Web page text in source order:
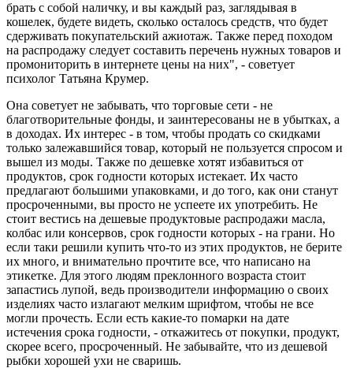
брать с собой наличку, и вы каждый раз, заглядывая в
кошелек, будете видеть, сколько осталось средств, что будет
сдерживать покупательский ажиотаж. Также перед походом
на распродажу следует составить перечень нужных товаров и
промониторить в интернете цены на них", - советует
психолог Татьяна Крумер.
Она советует не забывать, что торговые сети - не
благотворительные фонды, и заинтересованы не в убытках, а
в доходах. Их интерес - в том, чтобы продать со скидками
только залежавшийся товар, который не пользуется спросом и
вышел из моды. Также по дешевке хотят избавиться от
продуктов, срок годности которых истекает. Их часто
предлагают большими упаковками, и до того, как они станут
просроченными, вы просто не успеете их употребить. Не
стоит вестись на дешевые продуктовые распродажи масла,
колбас или консервов, срок годности которых - на грани. Но
если таки решили купить что-то из этих продуктов, не берите
их много, и внимательно прочтите все, что написано на
этикетке. Для этого людям преклонного возраста стоит
запастись лупой, ведь производители информацию о своих
изделиях часто излагают мелким шрифтом, чтобы не все
могли прочесть. Если есть какие-то помарки на дате
истечения срока годности, - откажитесь от покупки, продукт,
скорее всего, просроченный. Не забывайте, что из дешевой
рыбки хорошей ухи не сваришь.